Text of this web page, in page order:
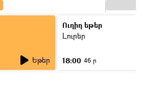
Եթեր
Ուղիղ եթեր
Լուրեր
18:00 46 ր